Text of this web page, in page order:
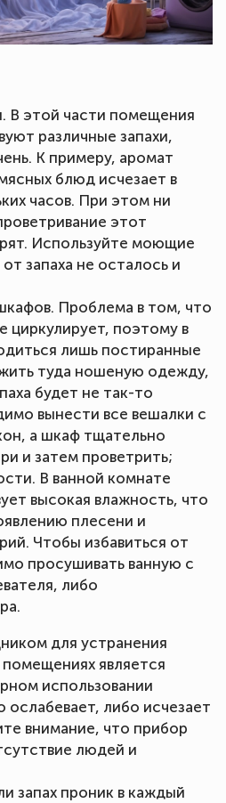
В этой части помещения
различные запахи,
К примеру, аромат
блюд исчезает в
часов. При этом ни
этот
Используйте моющие
запаха не осталось и
Проблема в том, что
циркулирует, поэтому в
лишь постиранные
туда ношеную одежду,
будет не так-то
вынести все вешалки с
а шкаф тщательно
и затем проветрить;
В ванной комнате
высокая влажность, что
плесени и
Чтобы избавиться от
просушивать ванную с
либо
для устранения
помещениях является
использовании
ослабевает, либо исчезает
внимание, что прибор
людей и
запах проник в каждый